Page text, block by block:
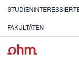
FAKULTÄTEN